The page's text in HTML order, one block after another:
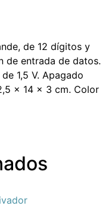
de 12 dígitos y
de entrada de datos.
1,5 V. Apagado
x 14 x 3 cm. Color